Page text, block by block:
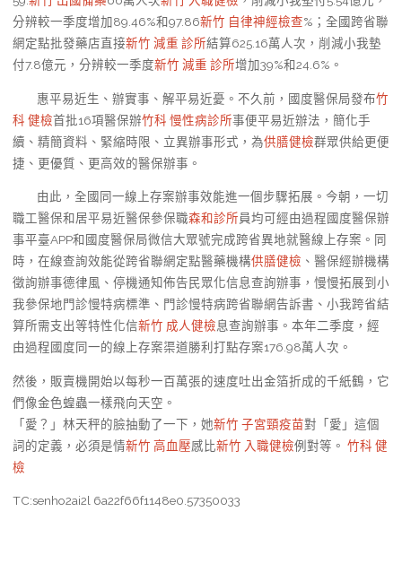
分辨較一季度增加89.46%和97.86新竹 自律神經檢查%；全國跨省聯
網定點批發藥店直接新竹 減重 診所結算625.16萬人次，削減小我墊
付7.8億元，分辨較一季度新竹 減重 診所增加39%和24.6%。
惠平易近生、辦實事、解平易近憂。不久前，國度醫保局發布竹
科 健檢首批16項醫保辦竹科 慢性病診所事便平易近辦法，簡化手
續、精簡資料、緊縮時限、立異辦事形式，為供膳健檢群眾供給更便
捷、更優質、更高效的醫保辦事。
由此，全國同一線上存案辦事效能進一個步驟拓展。今朝，一切
職工醫保和居平易近醫保參保職森和診所員均可經由過程國度醫保辦
事平臺APP和國度醫保局微信大眾號完成跨省異地就醫線上存案。同
時，在線查詢效能從跨省聯網定點醫藥機構供膳健檢 、醫保經辦機構
徵詢辦事德律風、停機通知佈告民眾化信息查詢辦事，慢慢拓展到小
我參保地門診慢特病標準、門診慢特病跨省聯網告訴書、小我跨省結
算所需支出等特性化信新竹 成人健檢息查詢辦事。本年二季度，經
由過程國度同一的線上存案渠道勝利打點存案176.98萬人次。
然後，販賣機開始以每秒一百萬張的速度吐出金箔折成的千紙鶴，它
們像金色蝗蟲一樣飛向天空。
「愛？」林天秤的臉抽動了一下，她新竹 子宮頸疫苗對「愛」這個
詞的定義，必須是情新竹 高血壓感比新竹 入職健檢例對等。 竹科 健
檢
TC:senho2ai2l 6a22f66f1148e0.57350033